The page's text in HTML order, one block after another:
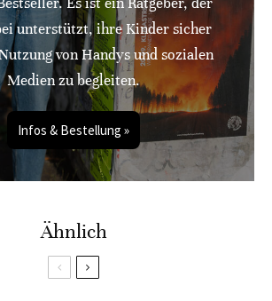
unterstützt, ihre Kinder sicher
von Handys und sozialen
Medien zu begleiten.
Infos & Bestellung »
Ähnlich